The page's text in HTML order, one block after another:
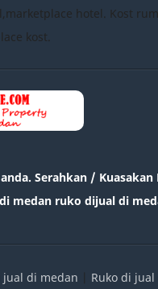
hotel. Kost
kost.
Serahkan /
medan ruko dijual di
jual di medan | Ruko di